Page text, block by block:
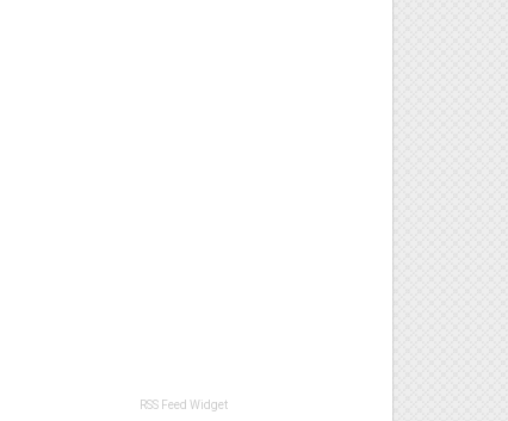
RSS Feed Widget